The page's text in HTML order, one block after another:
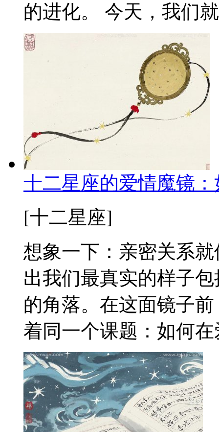
的进化。 今天，我们
十二星座的爱情魔镜
[十二星座]
想象一下：亲密关系
出我们最真实的样子
的角落。在这面镜子
着同一个课题：如何